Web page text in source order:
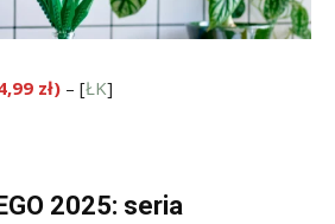
zł) – [ŁK]
2025: seria